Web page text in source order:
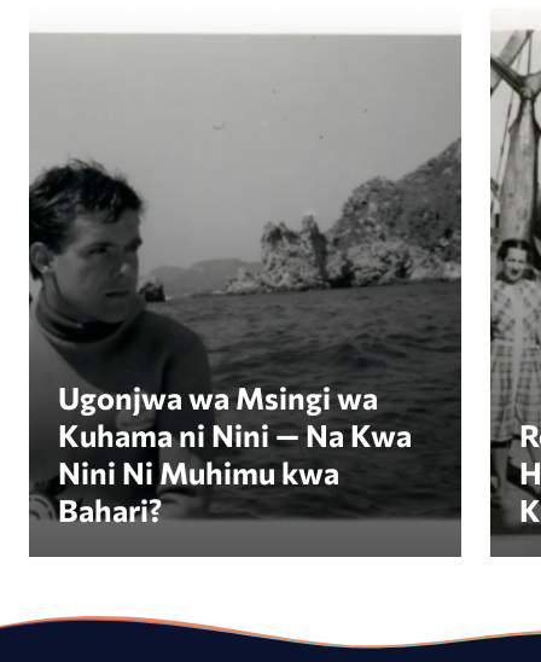
Ugonjwa wa Msingi wa Kuhama ni Nini — Na
Ugonjwa wa Msingi wa
Kuhama ni Nini — Na Kwa
Nini Ni Muhimu kwa
Bahari?